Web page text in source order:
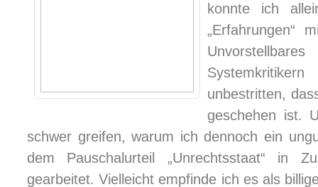
konnte ich
„Erfahrungen“
unbestritten,
geschehen ist.
schwer greifen, warum ich dennoch ein
dem Pauschalurteil „Unrechtsstaat“ in
gearbeitet. Vielleicht empfinde ich es als